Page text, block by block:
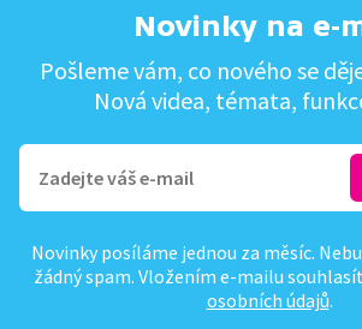
Novinky na e-
Pošleme vám, co nového se
Nová videa, témata,
Novinky posíláme jednou za měsíc.
žádný spam. Vložením e-mailu
osobních údajů.